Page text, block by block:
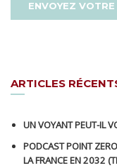
ARTICLES
UN VOYANT PEUT-IL
PODCAST POINT
LA FRANCE EN 2032